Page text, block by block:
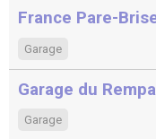
France Pare-
Garage
Garage du
Garage